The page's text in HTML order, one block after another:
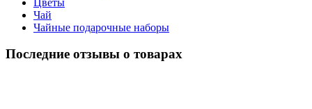
Чай
Чайные подарочные наборы
Последние отзывы о товарах